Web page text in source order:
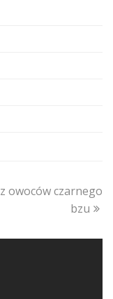
owoców czarnego
bzu